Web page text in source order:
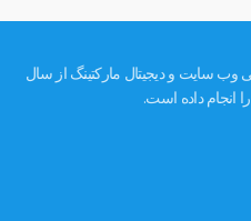
سایت و دیجیتال مارکتینگ از سال